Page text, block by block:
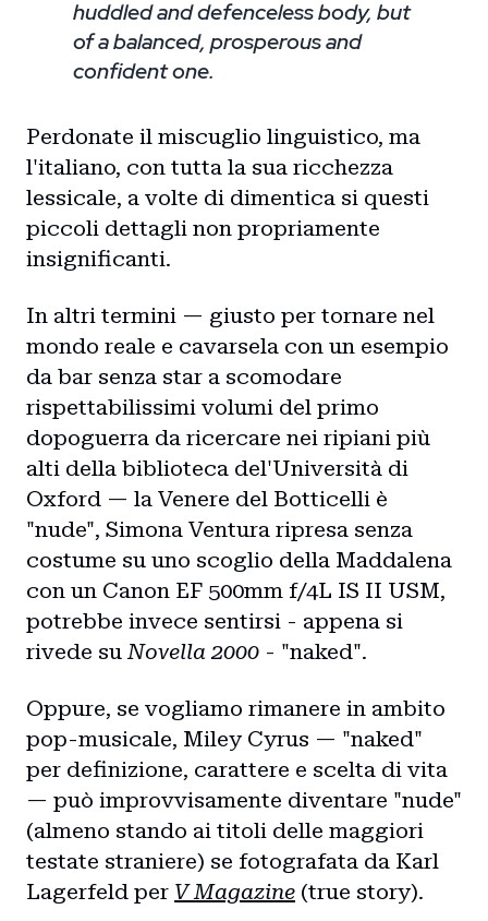
huddled and defenceless body, but
of a balanced, prosperous and
confident one.
Perdonate il miscuglio linguistico, ma
l'italiano, con tutta la sua ricchezza
lessicale, a volte di dimentica si questi
piccoli dettagli non propriamente
insignificanti.
In altri termini — giusto per tornare nel
mondo reale e cavarsela con un esempio
da bar senza star a scomodare
rispettabilissimi volumi del primo
dopoguerra da ricercare nei ripiani più
alti della biblioteca del'Università di
Oxford — la Venere del Botticelli è
"nude", Simona Ventura ripresa senza
costume su uno scoglio della Maddalena
con un Canon EF 500mm f/4L IS II USM,
potrebbe invece sentirsi - appena si
rivede suNovella 2000 - "naked".
Oppure, se vogliamo rimanere in ambito
pop-musicale, Miley Cyrus — "naked"
per definizione, carattere e scelta di vita
— può improvvisamente diventare "nude"
(almeno stando ai titoli delle maggiori
testate straniere) se fotografata da Karl
Lagerfeld per V Magazine (true story).